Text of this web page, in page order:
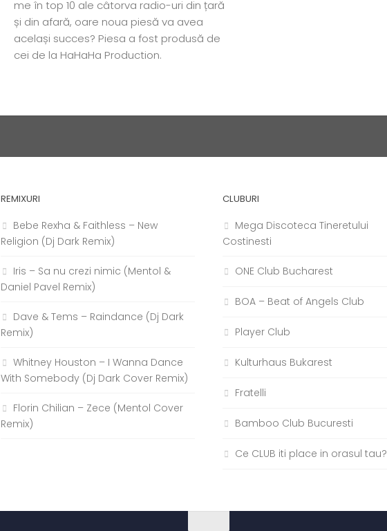
me în top 10 ale câtorva radio-uri din țară
și din afară, oare noua piesă va avea
același succes? Piesa a fost produsă de
cei de la HaHaHa Production.
REMIXURI
Bebe Rexha & Faithless – New
Religion (Dj Dark Remix)
Iris – Sa nu crezi nimic (Mentol &
Daniel Pavel Remix)
Dave & Tems – Raindance (Dj Dark
Remix)
Whitney Houston – I Wanna Dance
With Somebody (Dj Dark Cover Remix)
Florin Chilian – Zece (Mentol Cover
Remix)
CLUBURI
Mega Discoteca Tineretului
Costinesti
ONE Club Bucharest
BOA – Beat of Angels Club
Player Club
Kulturhaus Bukarest
Fratelli
Bamboo Club Bucuresti
Ce CLUB iti place in orasul tau?